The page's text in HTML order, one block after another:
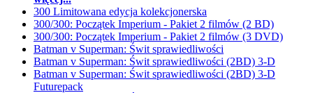
300 Limitowana edycja kolekcjonerska
300/300: Początek Imperium - Pakiet 2 filmów (2 BD)
300/300: Początek Imperium - Pakiet 2 filmów (3 DVD)
Batman v Superman: Świt sprawiedliwości
Batman v Superman: Świt sprawiedliwości (2BD) 3-D
Batman v Superman: Świt sprawiedliwości (2BD) 3-D
Futurepack